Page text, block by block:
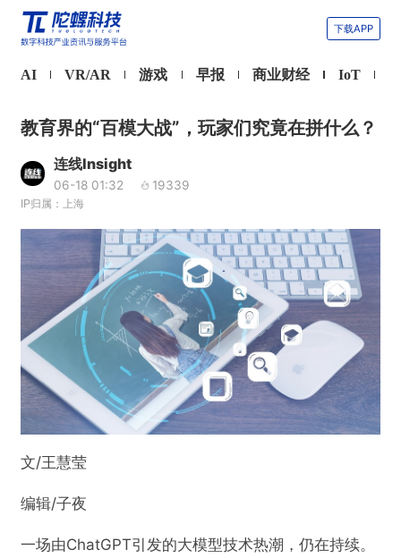
下载APP
AI VR/AR 游戏 早报 商业财经 IoT
教育界的“百模大战”，玩家们究竟在拼什么？
连线Insight
06-18 01:32 19339
IP归属：上海
文/王慧莹
编辑/子夜
一场由ChatGPT引发的大模型技术热潮，仍在持续。